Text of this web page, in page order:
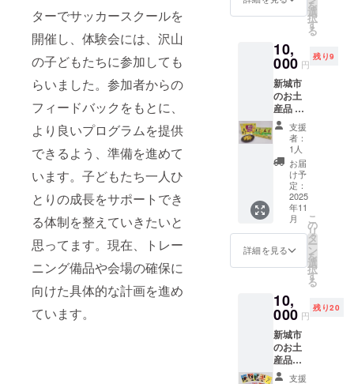
ターでサッカースクールを
開催し、体験会には、沢山
の子どもたちに参加しても
らいました。参加者からの
フィードバックをもとに、
より良いプログラムを提供
できるよう、準備を進めて
います。子どもたち一人ひ
とりの成長をサポートでき
る体制を整えていきたいと
思ってます。現在、トレー
ニング備品や会場の確保に
向けた具体的な計画を進め
ています。
愛知県
保存方
賞味期
限:到着
後1週間
程度
を
選
択
す
る
10,
000 円
残り9
新城市
のお土
産品 馬
防柵さ
つまい
もス
ティッ
ク（３
箱セッ
ト）
「長篠
の戦
い」の
キーア
イテム
の一つ
馬防柵
をモ
チーフ
とした
体験型
歴史ス
ナッ
支援
者：
1人
お届
け予
定：
2025
年11
月
詳細を見る
こ
の
リ
タ
ー
ン
を
選
択
す
る
10,
000 円
残り20
新城市
のお土
産品
「長篠
支援